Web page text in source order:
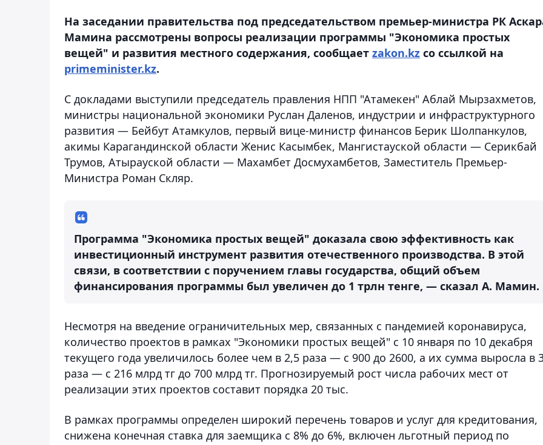
На заседании правительства под председательством премьер-министра РК
Мамина рассмотрены вопросы реализации программы "Экономика простых
вещей" и развития местного содержания, сообщает zakon.kz со ссылкой на
primeminister.kz.
С докладами выступили председатель правления НПП "Атамекен" Аблай Мырзахметов,
министры национальной экономики Руслан Даленов, индустрии и инфраструктурного
развития — Бейбут Атамкулов, первый вице-министр финансов Берик Шолпанкулов,
акимы Карагандинской области Женис Касымбек, Мангистауской области — Серикбай
Трумов, Атырауской области — Махамбет Досмухамбетов, Заместитель Премьер-
Министра Роман Скляр.
Программа "Экономика простых вещей" доказала свою эффективность как
инвестиционный инструмент развития отечественного производства. В этой
связи, в соответствии с поручением главы государства, общий объем
финансирования программы был увеличен до 1 трлн тенге, — сказал А. Мамин.
Несмотря на введение ограничительных мер, связанных с пандемией коронавируса,
количество проектов в рамках "Экономики простых вещей" с 10 января по 10 декабря
текущего года увеличилось более чем в 2,5 раза — с 900 до 2600, а их сумма выросла в
раза — с 216 млрд тг до 700 млрд тг. Прогнозируемый рост числа рабочих мест от
реализации этих проектов составит порядка 20 тыс.
В рамках программы определен широкий перечень товаров и услуг для кредитования,
снижена конечная ставка для заемщика с 8% до 6%, включен льготный период по